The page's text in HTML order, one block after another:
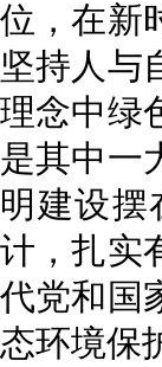
位，在新
坚持人与
理念中绿
是其中一
明建设
计，扎实
代党和国
态环境保